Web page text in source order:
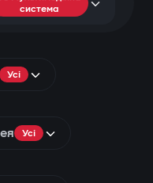
система
Усі
Усі